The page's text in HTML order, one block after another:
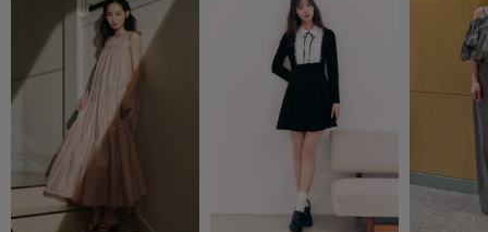
Onitsuka Tiger
オニツカ タイガー